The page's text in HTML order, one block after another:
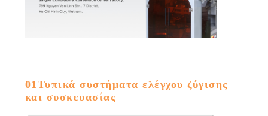
01Τυπικά συστήματα ελέγχου ζύγισης
και συσκευασίας